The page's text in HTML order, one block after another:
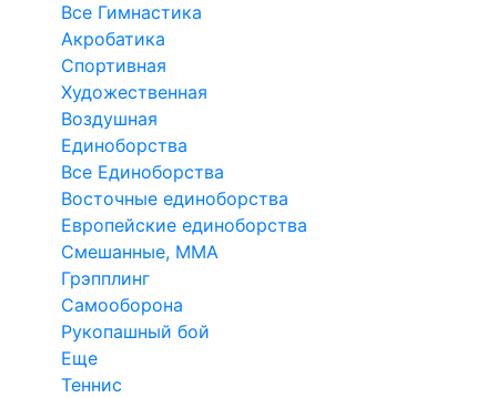
Все Гимнастика
Акробатика
Спортивная
Художественная
Воздушная
Единоборства
Все Единоборства
Восточные единоборства
Европейские единоборства
Смешанные, ММА
Грэпплинг
Самооборона
Рукопашный бой
Еще
Теннис